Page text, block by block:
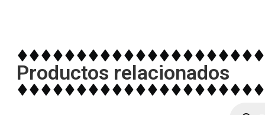
Productos relacionados